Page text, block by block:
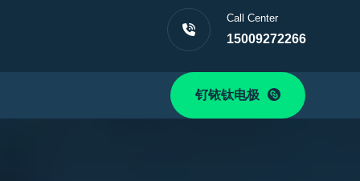
Call Center
15009272266
钌铱钛电极